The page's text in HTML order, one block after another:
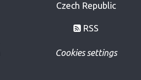
Czech Republic
RSS
Cookies settings